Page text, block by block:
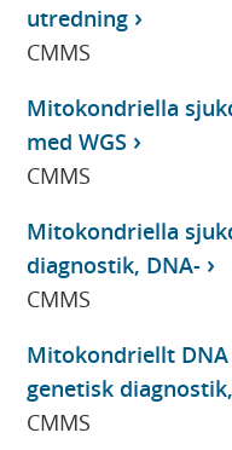
utredning
CMMS
Mitokondriella
med WGS
CMMS
Mitokondriella
diagnostik, DNA-
CMMS
Mitokondriellt
genetisk
CMMS